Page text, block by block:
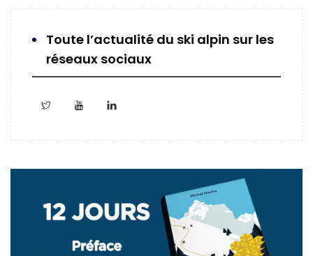
Toute l’actualité du ski alpin sur les
réseaux sociaux